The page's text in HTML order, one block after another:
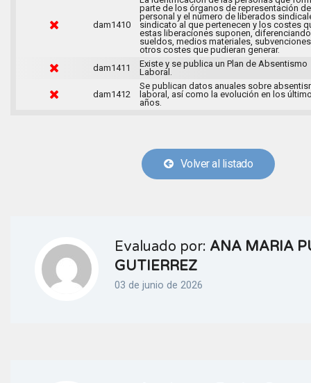
dam1410
parte de los órganos de representación
personal y el número de liberados
sindicato al que pertenecen y los costes
estas liberaciones suponen, diferenciando
sueldos, medios materiales,
otros costes que pudieran generar.
dam1411
Existe y se publica un Plan de Absentismo
Laboral.
dam1412
Se publican datos anuales sobre
laboral, así como la evolución en los
años.
Volver al listado
Evaluado por: ANA MARIA
GUTIERREZ
03 de junio de 2026